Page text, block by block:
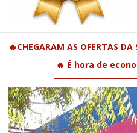
🔥CHEGARAM AS OFERTAS
🔥 É hora de